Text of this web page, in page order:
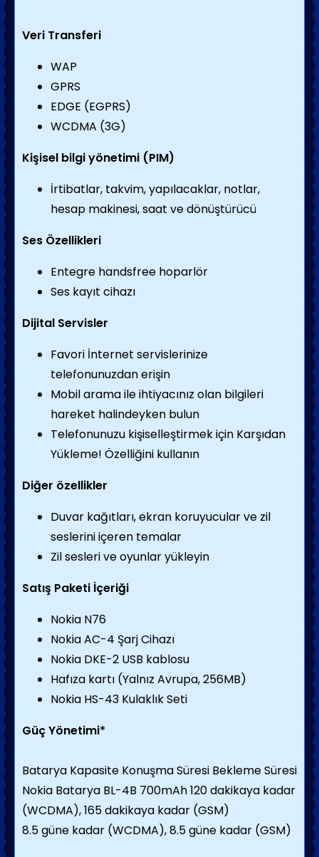
Veri Transferi
WAP
GPRS
EDGE (EGPRS)
WCDMA (3G)
Kişisel bilgi yönetimi (PIM)
İrtibatlar, takvim, yapılacaklar, notlar,
hesap makinesi, saat ve dönüştürücü
Ses Özellikleri
Entegre handsfree hoparlör
Ses kayıt cihazı
Dijital Servisler
Favori İnternet servislerinize
telefonunuzdan erişin
Mobil arama ile ihtiyacınız olan bilgileri
hareket halindeyken bulun
Telefonunuzu kişiselleştirmek için Karşıdan
Yükleme! Özelliğini kullanın
Diğer özellikler
Duvar kağıtları, ekran koruyucular ve zil
seslerini içeren temalar
Zil sesleri ve oyunlar yükleyin
Satış Paketi İçeriği
Nokia N76
Nokia AC-4 Şarj Cihazı
Nokia DKE-2 USB kablosu
Hafıza kartı (Yalnız Avrupa, 256MB)
Nokia HS-43 Kulaklık Seti
Güç Yönetimi*
Batarya Kapasite Konuşma Süresi Bekleme Süresi
Nokia Batarya BL-4B 700mAh 120 dakikaya kadar
(WCDMA), 165 dakikaya kadar (GSM)
8.5 güne kadar (WCDMA), 8.5 güne kadar (GSM)